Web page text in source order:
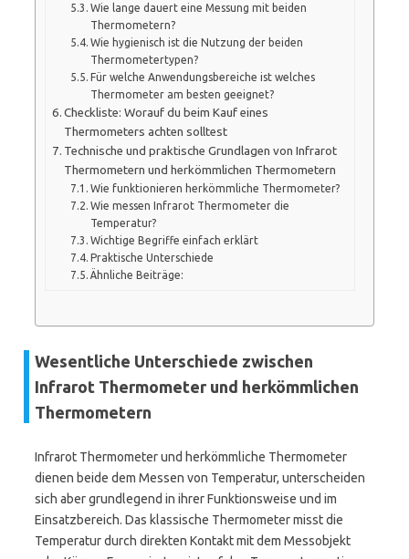
Wie lange dauert eine Messung mit beiden
Thermometern?
Wie hygienisch ist die Nutzung der beiden
Thermometertypen?
Für welche Anwendungsbereiche ist welches
Thermometer am besten geeignet?
Checkliste: Worauf du beim Kauf eines
Thermometers achten solltest
Technische und praktische Grundlagen von Infrarot
Thermometern und herkömmlichen Thermometern
Wie funktionieren herkömmliche Thermometer?
Wie messen Infrarot Thermometer die
Temperatur?
Wichtige Begriffe einfach erklärt
Praktische Unterschiede
Ähnliche Beiträge:
Wesentliche Unterschiede zwischen
Infrarot Thermometer und herkömmlichen
Thermometern
Infrarot Thermometer und herkömmliche Thermometer
dienen beide dem Messen von Temperatur, unterscheiden
sich aber grundlegend in ihrer Funktionsweise und im
Einsatzbereich. Das klassische Thermometer misst die
Temperatur durch direkten Kontakt mit dem Messobjekt